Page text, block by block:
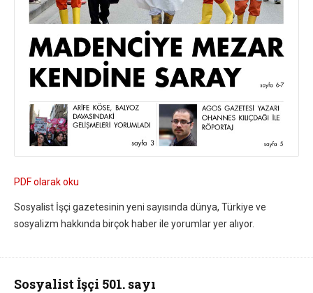
PDF olarak oku
Sosyalist İşçi gazetesinin yeni sayısında dünya, Türkiye ve
sosyalizm hakkında birçok haber ile yorumlar yer alıyor.
Sosyalist İşçi 501. sayı